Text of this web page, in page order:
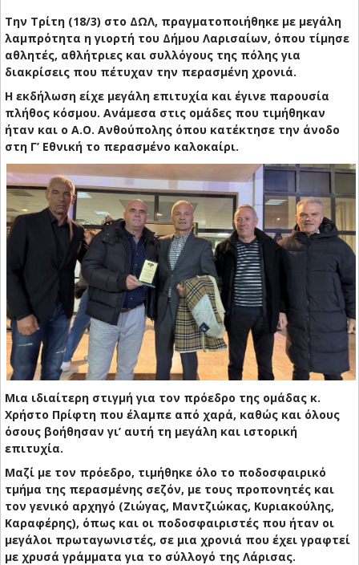
Την Τρίτη (18/3) στο ΔΩΛ, πραγματοποιήθηκε με μεγάλη
λαμπρότητα η γιορτή του Δήμου Λαρισαίων, όπου τίμησε
αθλητές, αθλήτριες και συλλόγους της πόλης για
διακρίσεις που πέτυχαν την περασμένη χρονιά.
Η εκδήλωση είχε μεγάλη επιτυχία και έγινε παρουσία
πλήθος κόσμου. Ανάμεσα στις ομάδες που τιμήθηκαν
ήταν και ο Α.Ο. Ανθούπολης όπου κατέκτησε την άνοδο
στη Γ’ Εθνική το περασμένο καλοκαίρι.
Μια ιδιαίτερη στιγμή για τον πρόεδρο της ομάδας κ.
Χρήστο Πρίφτη που έλαμπε από χαρά, καθώς και όλους
όσους βοήθησαν γι’ αυτή τη μεγάλη και ιστορική
επιτυχία.
Μαζί με τον πρόεδρο, τιμήθηκε όλο το ποδοσφαιρικό
τμήμα της περασμένης σεζόν, με τους προπονητές και
τον γενικό αρχηγό (Ζιώγας, Μαντζιώκας, Κυριακούλης,
Καραφέρης), όπως και οι ποδοσφαιριστές που ήταν οι
μεγάλοι πρωταγωνιστές, σε μια χρονιά που έχει γραφτεί
με χρυσά γράμματα για το σύλλογό της Λάρισας.